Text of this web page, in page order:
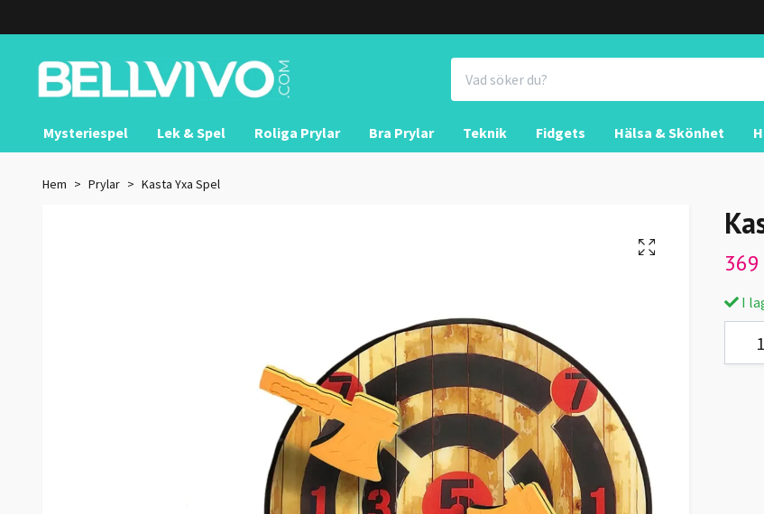
Mysteriespel Lek & Spel Roliga Prylar Bra Prylar Teknik Fidgets Hälsa & Skönhet
Hem Prylar Kasta Yxa Spel
I